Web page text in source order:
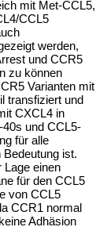
mit Met-CCL5,
CCL5
werden,
und CCR5
zu können
Varianten mit
transfiziert und
CXCL4 in
und CCL5-
für alle
ist.
Lage einen
für den CCL5
von CCL5
CCR1 normal
Adhäsion